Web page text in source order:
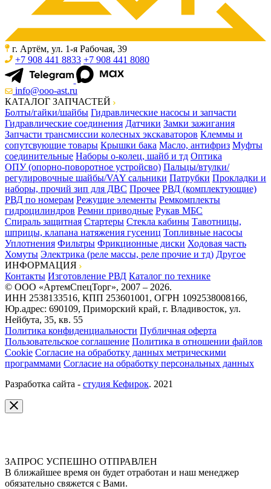
г. Артём, ул. 1-я Рабочая, 39
+7 908 441 8833 +7 908 441 8080
info@ooo-ast.ru
КАТАЛОГ ЗАПЧАСТЕЙ
Болты/гайки/шайбы Гидравлические насосы и запчасти
Гидравлические соединения Датчики Замки зажигания
Запчасти трансмиссии колесных экскаваторов Клеммы и
сопутсвующие товары Крышки бака Масло, антифриз Муфты
соединительные Наборы о-колец, шайб и тд Оптика
ОПУ (опорно-поворотное устройсво) Пальцы/втулки/
регулировочные шайбы/VAY сальники Патрубки Прокладки и
наборы, прочий зип для ДВС Прочее РВД (комплектующие)
РВД по номерам Режущие элементы Ремкомплекты
гидроцилиндров Ремни приводные Рукав МБС
Спираль защитная Стартеры Стекла кабины Тавотницы,
шприцы, клапана натяжения гусениц Топливные насосы
Уплотнения Фильтры Фрикционные диски Ходовая часть
Хомуты Электрика (реле массы, реле прочие и тд) Другое
ИНФОРМАЦИЯ
Контакты Изготовление РВД Каталог по технике
© ООО «АртемСпецТорг», 2007 – 2026.
ИНН 2538133516, КПП 253601001, ОГРН 1092538008166,
Юр.адрес: 690109, Приморский край, г. Владивосток, ул.
Нейбута, 35, кв. 55
Политика конфиденциальности Публичная оферта
Пользовательское соглашение Политика в отношении файлов
Cookie Согласие на обработку данных метрическими
программами Согласие на обработку персональных данных
Разработка сайта - студия Кефирок. 2021
ЗАПРОС УСПЕШНО ОТПРАВЛЕН
В ближайшее время он будет отработан и наш менеджер
обязательно свяжется с Вами.